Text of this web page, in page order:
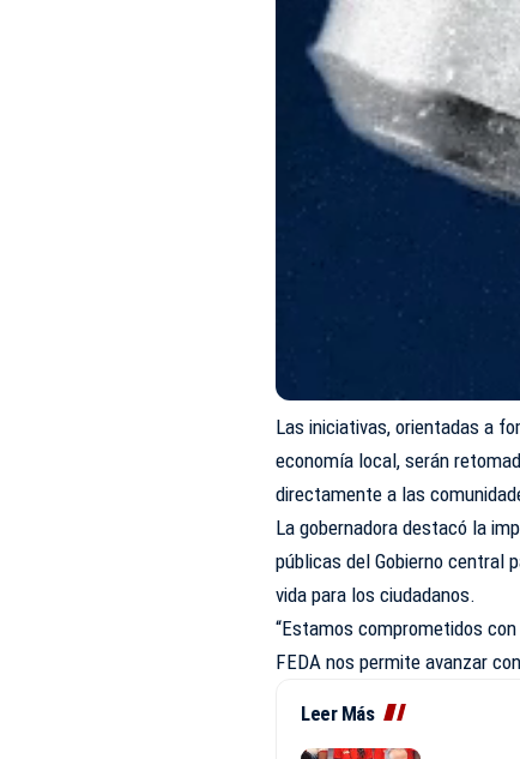
Las iniciativas, orientadas a
economía local, serán
directamente a las
La gobernadora destacó la
públicas del Gobierno central
vida para los ciudadanos.
“Estamos comprometidos
FEDA nos permite avanzar
Leer Más